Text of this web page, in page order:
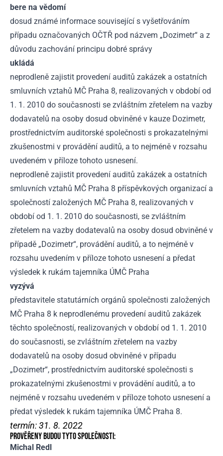
bere na vědomí
dosud známé informace související s vyšetřováním
případu označovaných OČTŘ pod názvem „Dozimetr“ a z
důvodu zachování principu dobré správy
ukládá
neprodleně zajistit provedení auditů zakázek a ostatních
smluvních vztahů MČ Praha 8, realizovaných v období od
1. 1. 2010 do současnosti se zvláštním zřetelem na vazby
dodavatelů na osoby dosud obviněné v kauze Dozimetr,
prostřednictvím auditorské společnosti s prokazatelnými
zkušenostmi v provádění auditů, a to nejméně v rozsahu
uvedeném v příloze tohoto usnesení.
neprodleně zajistit provedení auditů zakázek a ostatních
smluvních vztahů MČ Praha 8 příspěvkových organizací a
společností založených MČ Praha 8, realizovaných v
období od 1. 1. 2010 do současnosti, se zvláštním
zřetelem na vazby dodatevalů na osoby dosud obviněné v
případě „Dozimetr“, provádění auditů, a to nejméně v
rozsahu uvedením v příloze tohoto usnesení a předat
výsledek k rukám tajemníka ÚMČ Praha
vyzývá
představitele statutárních orgánů společnosti založených
MČ Praha 8 k neprodlenému provedení auditů zakázek
těchto společností, realizovaných v období od 1. 1. 2010
do současnosti, se zvláštním zřetelem na vazby
dodavatelů na osoby dosud obviněné v případu
„Dozimetr“, prostřednictvím auditorské společnosti s
prokazatelnými zkušenostmi v provádění auditů, a to
nejméně v rozsahu uvedeném v příloze tohoto usnesení a
předat výsledek k rukám tajemníka ÚMČ Praha 8.
termín: 31. 8. 2022
PROVĚŘENY BUDOU TYTO SPOLEČNOSTI:
Michal Redl